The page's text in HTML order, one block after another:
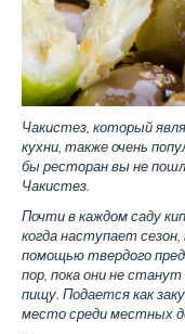
Чакистез, который
кухни, также очень
бы ресторан вы не
Чакистез.
Почти в каждом саду
когда наступает
помощью твердого
пор, пока они не
пищу. Подается как
место среди местных